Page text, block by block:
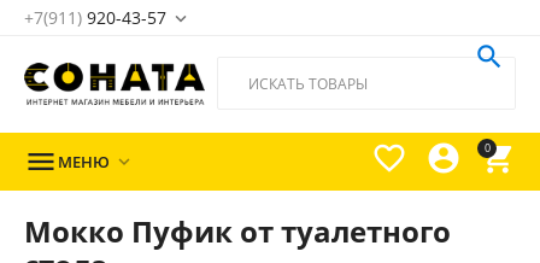
+7(911) 920-43-57 
0




 МЕНЮ 
Мокко Пуфик от туалетного